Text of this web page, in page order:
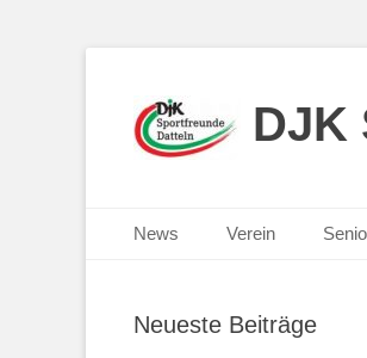
DJK
Primäres Menü
Inhalt
News Verein
Neueste Beiträge